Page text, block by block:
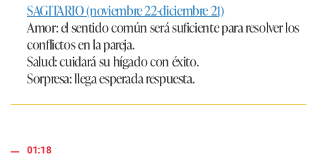
SAGITARIO (noviembre 22-diciembre 21)
Amor: el sentido común será suficiente para resolver los
conflictos en la pareja.
Salud: cuidará su hígado con éxito.
Sorpresa: llega esperada respuesta.
01:18